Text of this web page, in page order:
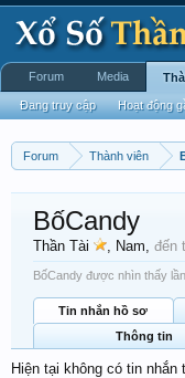
Forum Thành viên
BốCandy
Thần Tài , Nam, đến
BốCandy được nhìn thấy
Tin nhắn hồ sơ
Thông tin
Hiện tại không có tin nhắn
Forum Media
Đang truy cập Hoạt động